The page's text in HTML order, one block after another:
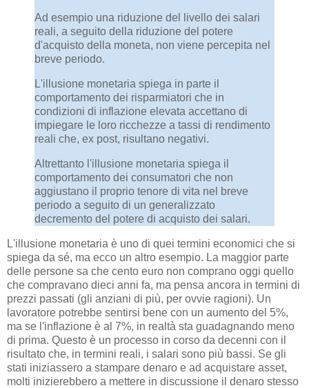
Ad esempio una riduzione del livello dei salari
reali, a seguito della riduzione del potere
d'acquisto della moneta, non viene percepita nel
breve periodo.
L'illusione monetaria spiega in parte il
comportamento dei risparmiatori che in
condizioni di inflazione elevata accettano di
impiegare le loro ricchezze a tassi di rendimento
reali che, ex post, risultano negativi.
Altrettanto l'illusione monetaria spiega il
comportamento dei consumatori che non
aggiustano il proprio tenore di vita nel breve
periodo a seguito di un generalizzato
decremento del potere di acquisto dei salari.
L'illusione monetaria è uno di quei termini economici che si
spiega da sé, ma ecco un altro esempio. La maggior parte
delle persone sa che cento euro non comprano oggi quello
che compravano dieci anni fa, ma pensa ancora in termini di
prezzi passati (gli anziani di più, per ovvie ragioni). Un
lavoratore potrebbe sentirsi bene con un aumento del 5%,
ma se l'inflazione è al 7%, in realtà sta guadagnando meno
di prima. Questo è un processo in corso da decenni con il
risultato che, in termini reali, i salari sono più bassi. Se gli
stati iniziassero a stampare denaro e ad acquistare asset,
molti inizierebbero a mettere in discussione il denaro stesso